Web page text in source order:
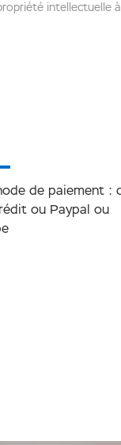
intellectuelle
de paiement :
ou Paypal ou